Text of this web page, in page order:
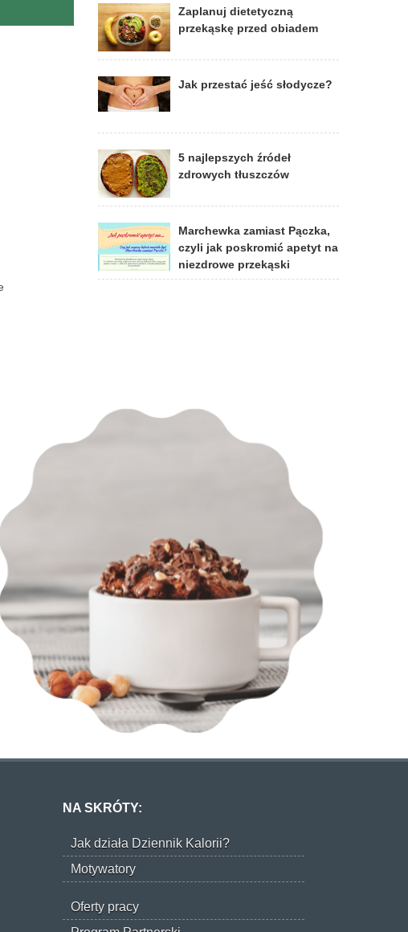
Zaplanuj dietetyczną
przekąskę przed obiadem
Jak przestać jeść słodycze?
5 najlepszych źródeł
zdrowych tłuszczów
Marchewka zamiast Pączka,
czyli jak poskromić apetyt na
niezdrowe przekąski
NA SKRÓTY:
Jak działa Dziennik Kalorii?
Motywatory
Oferty pracy